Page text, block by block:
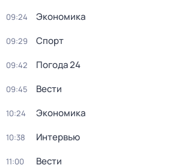
09:24 Экономика
09:29 Спорт
09:42 Погода 24
09:45 Вести
10:24 Экономика
10:38 Интервью
11:00 Вести